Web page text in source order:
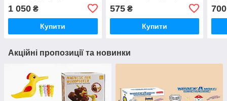
виляє хвостиком
1 050 ₴
Купити
українською мовою, в
575₴
Купити
700
Акційні пропозиції та новинки